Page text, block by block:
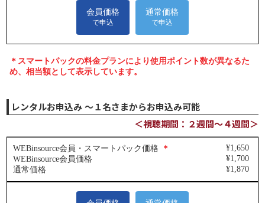
レンタルお申込み ～１名さまからお申込み可能
＜視聴期間：２週間～４週間＞